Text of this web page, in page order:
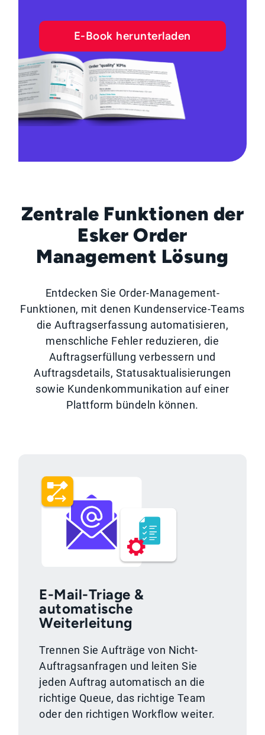
E-Book herunterladen
Zentrale Funktionen der
Esker Order
Management Lösung
Entdecken Sie Order-Management-
Funktionen, mit denen Kundenservice-Teams
die Auftragserfassung automatisieren,
menschliche Fehler reduzieren, die
Auftragserfüllung verbessern und
Auftragsdetails, Statusaktualisierungen
sowie Kundenkommunikation auf einer
Plattform bündeln können.
E-Mail-Triage &
automatische
Weiterleitung
Trennen Sie Aufträge von Nicht-
Auftragsanfragen und leiten Sie
jeden Auftrag automatisch an die
richtige Queue, das richtige Team
oder den richtigen Workflow weiter.